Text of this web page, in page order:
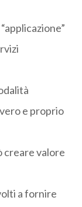
e proprio
creare valore
a fornire